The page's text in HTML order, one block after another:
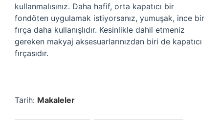
kullanmalısınız. Daha hafif, orta kapatıcı bir
fondöten uygulamak istiyorsanız, yumuşak, ince bir
fırça daha kullanışlıdır. Kesinlikle dahil etmeniz
gereken makyaj aksesuarlarınızdan biri de kapatıcı
fırçasıdır.
Tarih: Makaleler